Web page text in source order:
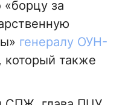
за
генералу ОУН-
который также